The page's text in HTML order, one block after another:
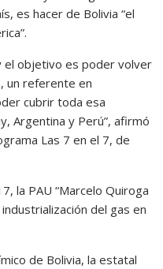
es hacer de Bolivia “el
el objetivo es poder volver
un referente en
cubrir toda esa
Argentina y Perú”, afirmó
Las 7 en el 7, de
la PAU “Marcelo Quiroga
del gas en
de Bolivia, la estatal